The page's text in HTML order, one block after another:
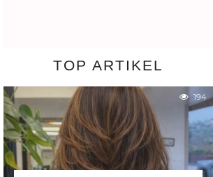
TOP ARTIKEL
194